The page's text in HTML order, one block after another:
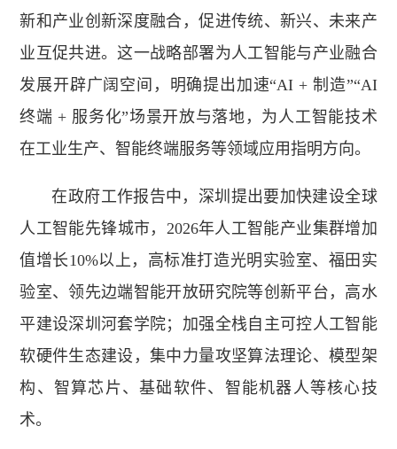
新和产业创新深度融合，促进传统、新兴、未来产
业互促共进。这一战略部署为人工智能与产业融合
发展开辟广阔空间，明确提出加速“AI + 制造”“AI
终端 + 服务化”场景开放与落地，为人工智能技术
在工业生产、智能终端服务等领域应用指明方向。
在政府工作报告中，深圳提出要加快建设全球
人工智能先锋城市，2026年人工智能产业集群增加
值增长10%以上，高标准打造光明实验室、福田实
验室、领先边端智能开放研究院等创新平台，高水
平建设深圳河套学院；加强全栈自主可控人工智能
软硬件生态建设，集中力量攻坚算法理论、模型架
构、智算芯片、基础软件、智能机器人等核心技
术。